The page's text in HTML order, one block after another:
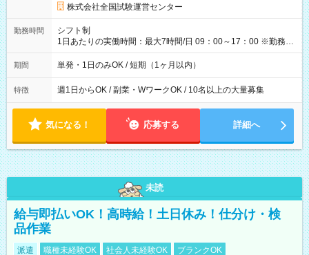
円の場合あり ・国家試験 7:00～13:30（休憩なし） 時給1,300
円（役割手当＋100円）×6時間＝日収8,400円＋交通費 【試用期
間】試用期間なし
株式会社全国試験運営センター
勤務時間
シフト制
1日あたりの実働時間：最大7時間/日 09：00～17：00 ※勤務時
間は 試験により異なります。
期間 単発・1日のみOK / 短期（1ヶ月以内）
特徴 週1日からOK / 副業・WワークOK / 10名以上の大量募集
気になる！ 応募する 詳細へ
未読
給与即払いOK！高時給！土日休み！仕分け・検
品作業
派遣 職種未経験OK 社会人未経験OK
ブランクOK